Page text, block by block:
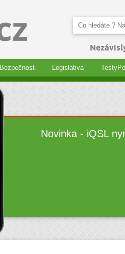
Bezpečnost Legislativa
Novinka - iQSL